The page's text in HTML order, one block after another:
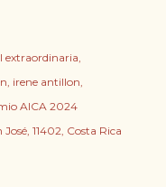
extraordinaria
irene antillon
AICA 2024
11402, Costa Rica